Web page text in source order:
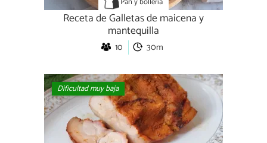
Receta de Galletas de maicena y
mantequilla
10 30m
Dificultad muy baja